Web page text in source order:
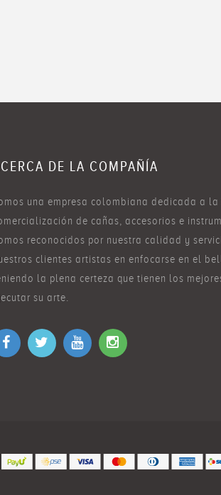
DE LA COMPAÑÍA
una empresa colombiana dedicada a
de cañas, accesorios e
reconocidos por nuestra calidad y
clientes artistas en enfocarse en el
la plena certeza que tienen los
su arte.